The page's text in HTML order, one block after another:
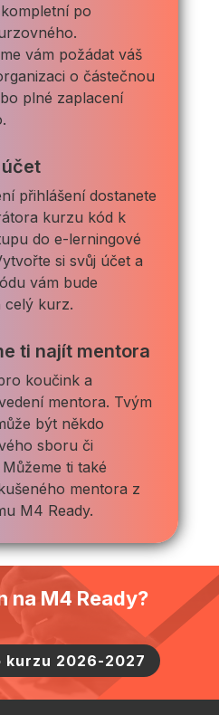
po
vám požádat váš
o částečnou
plné zaplacení
přihlášení dostanete
kurzu kód k
do e-lerningové
si svůj účet a
vám bude
celý kurz.
ti najít mentora
koučink a
mentora. Tvým
být někdo
sboru či
ti také
mentora z
M4 Ready.
na M4 Ready?
kurzu 2026-2027